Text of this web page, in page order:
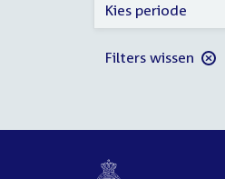
Kies periode
Filters wissen